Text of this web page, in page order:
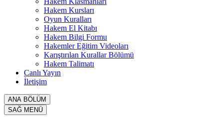
Hakem Kursları
Oyun Kuralları
Hakem El Kitabı
Hakem Bilgi Formu
Hakemler Eğitim Videoları
Karıştırılan Kurallar Bölümü
Hakem Talimatı
Canlı Yayın
İletişim
ANA BÖLÜM
SAĞ MENÜ